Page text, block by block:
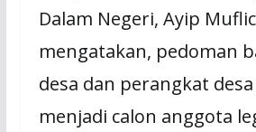
Dalam Negeri, Ayip
mengatakan, pedoman
desa dan perangkat
menjadi calon anggota